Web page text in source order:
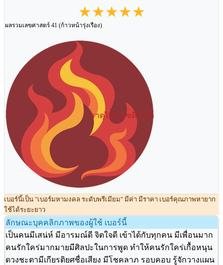
★★★★★
ผลรวมเลขศาสตร์ 41 (ก้าวหน้ารุ่งเรือง)
ธาตุไฟ (เลขดีมาก)
เบอร์นี้เป็น "เบอร์มหามงคล ระดับพรีเมียม" มีค่า มีราคา เบอร์คุณภาพหายาก
ใช้ได้ระยะยาว
ลักษณะบุคคลิกภาพของผู้ใช้ เบอร์นี้
เป็นคนมีเสน่ห์ มีอารมณ์ดี จิตใจดี เข้าได้กับทุกคน มีเพื่อนมาก
คนรักใคร่มากมายมีศิลปะในการพูด ทำให้คนรักใคร่เกื้อหนุน
ดวงชะตามีเกียรติยศชื่อเสียง มีโชคลาภ รอบคอบ รู้จักวางแผน